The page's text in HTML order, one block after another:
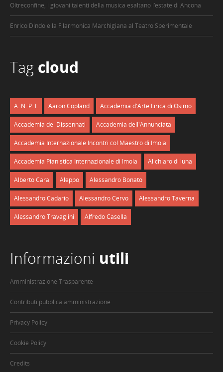
Oltreconfine, i giovani talenti della musica esaltano l’estate di Ancona
Enrico Dindo e la Filarmonica Marchigiana al Teatro Sperimentale
Tag cloud
A. N. P. I. Aaron Copland Accademia d'Arte Lirica di Osimo
Accademia dei Dissennati Accademia dell'Annunciata
Accademia Internazionale Incontri col Maestro di Imola
Accademia Pianistica Internazionale di Imola Al chiaro di luna
Alberto Cara Aleppo Alessandro Bonato
Alessandro Cadario Alessandro Cervo Alessandro Taverna
Alessandro Travaglini Alfredo Casella
Informazioni utili
Amministrazione Trasparente
Contributi pubblica amministrazione
Privacy Policy
Cookie Policy
Credits